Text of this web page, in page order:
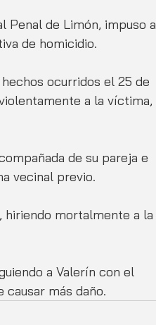
Penal de Limón, impuso a
de homicidio.
a la víctima,
de su pareja e
vecinal previo.
hiriendo mortalmente a la
a Valerín con el
más daño.